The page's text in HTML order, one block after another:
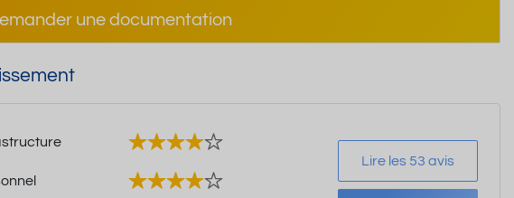
une documentation
Lire les 53 avis